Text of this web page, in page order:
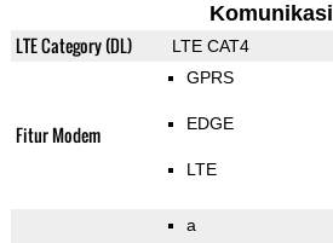
Komunikasi
LTE Category (DL) LTE CAT4
Fitur Modem
GPRS
EDGE
LTE
a